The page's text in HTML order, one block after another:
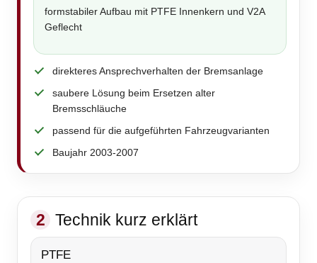
formstabiler Aufbau mit PTFE Innenkern und V2A
Geflecht
direkteres Ansprechverhalten der Bremsanlage
saubere Lösung beim Ersetzen alter
Bremsschläuche
passend für die aufgeführten Fahrzeugvarianten
Baujahr 2003-2007
2 Technik kurz erklärt
PTFE